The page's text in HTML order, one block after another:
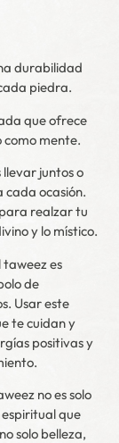
durabilidad
piedra.
que ofrece
mente.
llevar juntos o
ocasión.
realzar tu
y lo místico.
taweez es
de
Usar este
te cuidan y
positivas y
no es solo
que
solo belleza,